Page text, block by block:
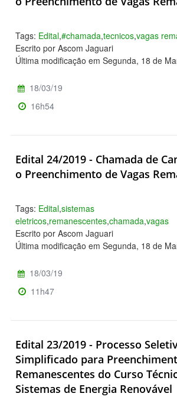
Tags: Edital,#chamada,tecnicos,vagas
Escrito por Ascom Jaguari
Última modificação em Segunda, 18 de
18/03/19
16h54
Edital 24/2019 - Chamada de
o Preenchimento de Vagas
Tags: Edital,sistemas
eletricos,remanescentes,chamada,vagas
Escrito por Ascom Jaguari
Última modificação em Segunda, 18 de
18/03/19
11h47
Edital 23/2019 - Processo
Simplificado para
Remanescentes do Curso
Sistemas de Energia Renovável